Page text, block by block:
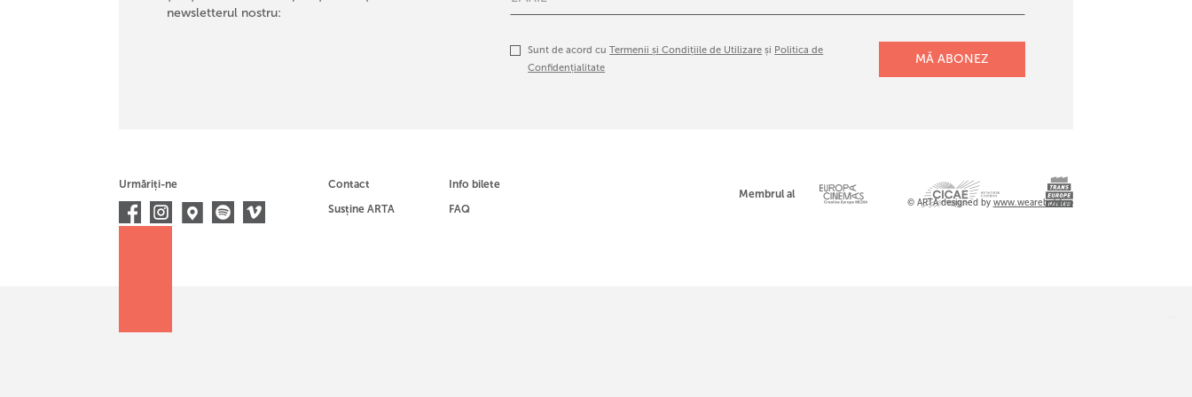
newsletterul nostru:
Sunt de acord cuTermenii și Condițiile de Utilizare și Politica de
Confidențialitate
Urmăriți-ne
Contact
Susține ARTA
Info bilete
FAQ
Membrul al
© ARTA designed by www.wearebold.ro